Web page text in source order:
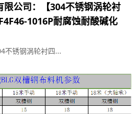
限公司：【304不锈钢涡轮衬
1016P耐腐蚀耐酸碱化
锈钢涡轮衬四...